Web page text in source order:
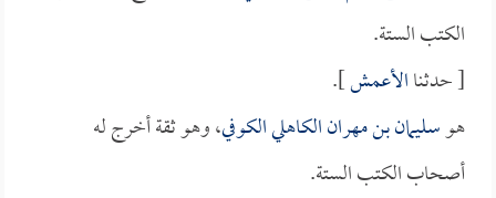
الكتب الستة.
[ حدثناالأعمش].
هوسليمان بن مهران الكاهلي الكوفي، وهو ثقة أخرج له
أصحاب الكتب الستة.